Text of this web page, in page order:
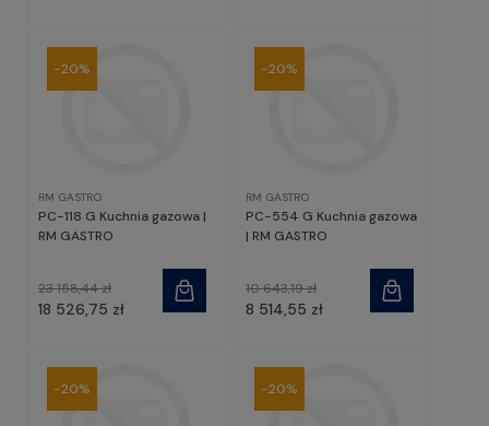
RM GASTRO
PC-118 G Kuchnia gazowa |
RM GASTRO
18 526,75 zł
23 158,44 zł
-20%
RM GASTRO
PC-554 G Kuchnia gazowa
| RM GASTRO
8 514,55 zł
10 643,19 zł
-20%
-20% -20%